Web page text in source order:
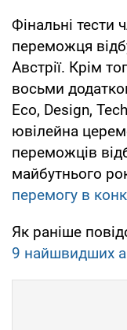
Фінальні тести
переможця
Австрії. Крім
восьми
Eco, Design,
ювілейна
переможців
майбутнього
перемогу в
Як раніше
9 найшвидших